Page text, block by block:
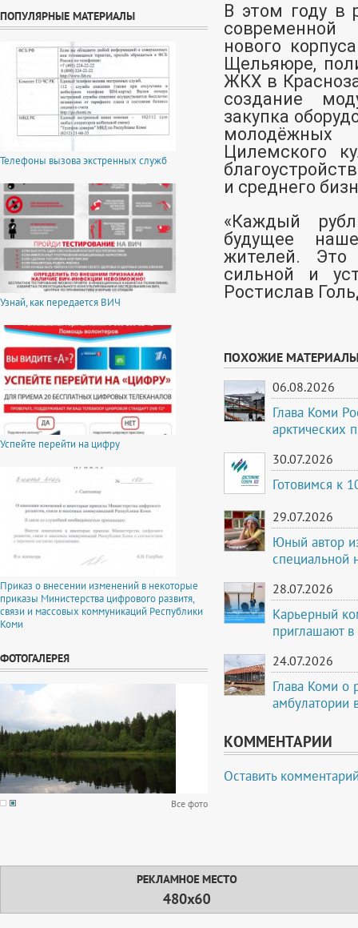
ПОПУЛЯРНЫЕ МАТЕРИАЛЫ
Телефоны вызова экстренных служб
Узнай, как передается ВИЧ
Успейте перейти на цифру
Приказ о внесении изменений в некоторые
приказы Министерства цифрового развитя,
связи и массовых коммуникаций Республики
Коми
ФОТОГАЛЕРЕЯ
Все фото
В этом году в
современной
нового
Щельяюре,
ЖКХ в
создание
закупка
Цилемского
и среднего
«Каждый
будущее
жителей.
сильной и
Ростислав
ПОХОЖИЕ
06.08.2026
Глава Коми
арктических
30.07.2026
Готовимся к
29.07.2026
Юный автор
специальной
28.07.2026
Карьерный
приглашают
24.07.2026
Глава Коми о
амбулатории
КОММЕНТАРИИ
Оставить